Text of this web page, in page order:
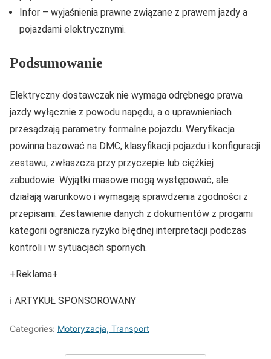
Infor – wyjaśnienia prawne związane z prawem jazdy a
pojazdami elektrycznymi.
Podsumowanie
Elektryczny dostawczak nie wymaga odrębnego prawa
jazdy wyłącznie z powodu napędu, a o uprawnieniach
przesądzają parametry formalne pojazdu. Weryfikacja
powinna bazować na DMC, klasyfikacji pojazdu i konfiguracji
zestawu, zwłaszcza przy przyczepie lub ciężkiej
zabudowie. Wyjątki masowe mogą występować, ale
działają warunkowo i wymagają sprawdzenia zgodności z
przepisami. Zestawienie danych z dokumentów z progami
kategorii ogranicza ryzyko błędnej interpretacji podczas
kontroli i w sytuacjach spornych.
+Reklama+
ℹ️ ARTYKUŁ SPONSOROWANY
Categories: Motoryzacja, Transport